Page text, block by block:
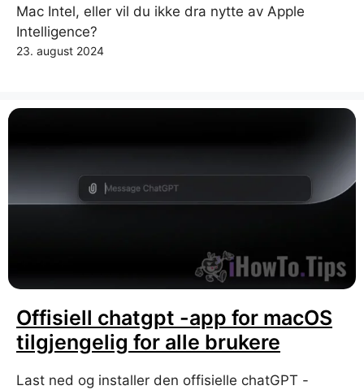
Mac Intel, eller vil du ikke dra nytte av Apple
Intelligence?
23. august 2024
Offisiell chatgpt -app for macOS
tilgjengelig for alle brukere
Last ned og installer den offisielle chatGPT -